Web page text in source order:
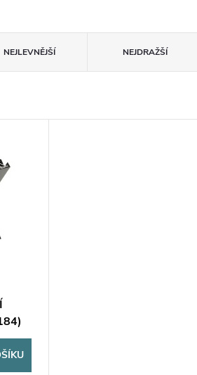
NEJLEVNĚJŠÍ NEJDRAŽŠÍ